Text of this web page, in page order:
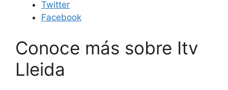
Twitter
Facebook
Conoce más sobre Itv
Lleida